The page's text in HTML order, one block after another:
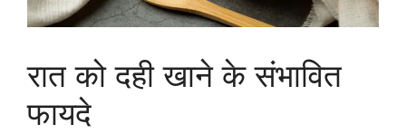
रात को दही खाने के संभावित
फायदे